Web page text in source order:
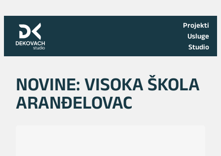
sadržaj
Projekti
Usluge
Studio
NOVINE: VISOKA ŠKOLA
ARANĐELOVAC